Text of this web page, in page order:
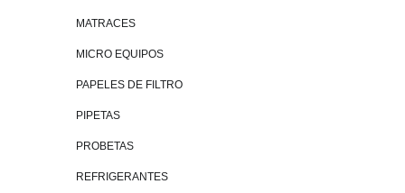
MATRACES
MICRO EQUIPOS
PAPELES DE FILTRO
PIPETAS
PROBETAS
REFRIGERANTES